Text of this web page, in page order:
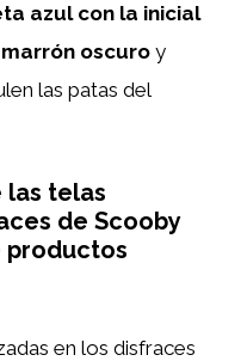
azul con la inicial
marrón oscuro y
las patas del
las telas
de Scooby
productos
en los disfraces